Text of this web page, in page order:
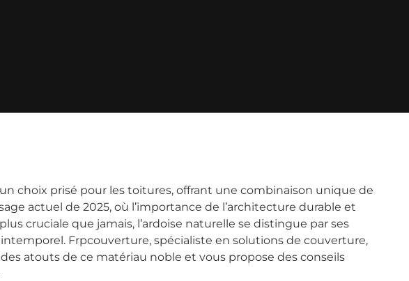
choix prisé pour les toitures, offrant une combinaison unique de
actuel de 2025, où l’importance de l’architecture durable et
cruciale que jamais, l’ardoise naturelle se distingue par ses
Frpcouverture, spécialiste en solutions de couverture,
atouts de ce matériau noble et vous propose des conseils